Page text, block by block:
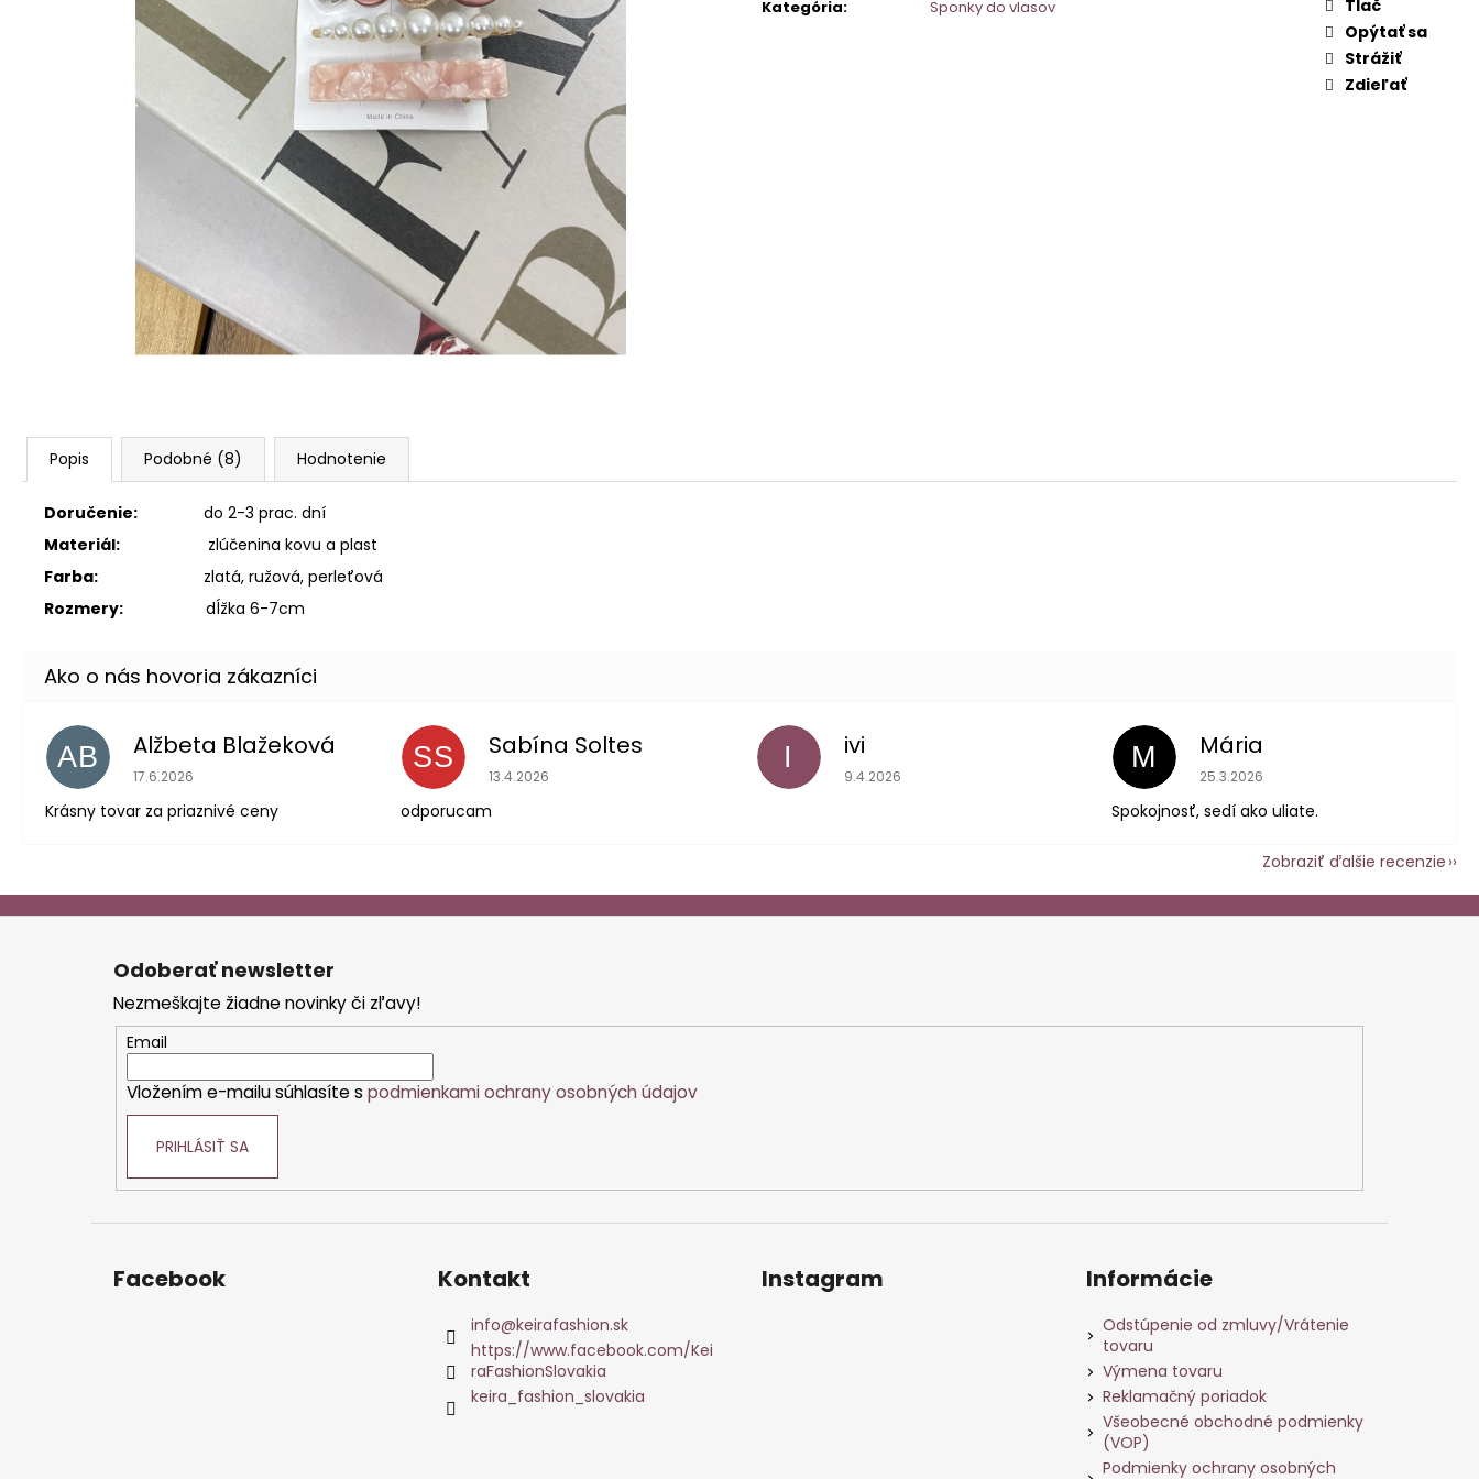
Kategória: Sponky do vlasov
Tlač
Opýtať sa
Strážiť
Zdieľať
Popis Podobné (8) Hodnotenie
Doručenie: do 2-3 prac. dní
Materiál:
zlúčenina kovu a plast
Farba: zlatá, ružová, perleťová
Rozmery:
dĺžka 6-7cm
AB Alžbeta Blažeková
Hodnotenie obchodu je 5 z 5 hviezdičiek.
17.6.2026
Krásny tovar za priaznivé ceny
SS Sabína Soltes
Hodnotenie obchodu je 5 z 5 hviezdičiek.
13.4.2026
odporucam
I ivi
Hodnotenie obchodu je 5 z 5 hviezdičiek.
9.4.2026
M Mária
Hodnotenie obchodu je 5 z 5
25.3.2026
Spokojnosť, sedí ako uliate.
Zobraziť ďalšie recenzie
Z
Odoberať newsletter
Nezmeškajte žiadne novinky či zľavy!
Email
Vložením e-mailu súhlasíte s podmienkami ochrany osobných údajov
PRIHLÁSIŤ SA
Facebook Kontakt
info@keirafashion.sk
https://www.facebook.com/Kei
raFashionSlovakia
keira_fashion_slovakia
Instagram Informácie
Odstúpenie od zmluvy/Vrátenie
tovaru
Výmena tovaru
Reklamačný poriadok
Všeobecné obchodné podmienky
(VOP)
Podmienky ochrany osobných